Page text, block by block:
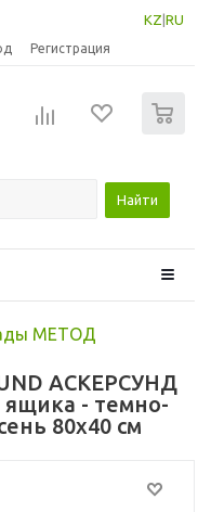
KZ RU
Регистрация
Найти
МЕТОД
АСКЕРСУНД
- темно-
80x40 см